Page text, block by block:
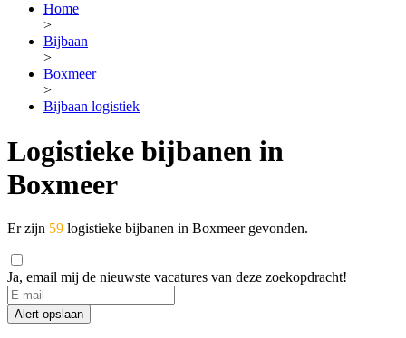
Home
>
Bijbaan
>
Boxmeer
>
Bijbaan logistiek
Logistieke bijbanen in
Boxmeer
Er zijn 59 logistieke bijbanen in Boxmeer gevonden.
Ja, email mij de nieuwste vacatures van deze zoekopdracht!
Alert opslaan